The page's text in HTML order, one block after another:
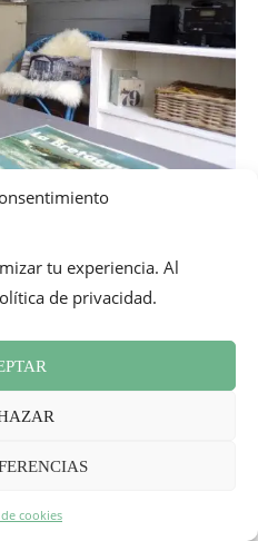
tu experiencia. Al
de privacidad.
cookies
Binic
entre semana / paqu